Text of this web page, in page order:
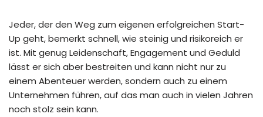
Jeder, der den Weg zum eigenen erfolgreichen Start-
Up geht, bemerkt schnell, wie steinig und risikoreich er
ist. Mit genug Leidenschaft, Engagement und Geduld
lässt er sich aber bestreiten und kann nicht nur zu
einem Abenteuer werden, sondern auch zu einem
Unternehmen führen, auf das man auch in vielen Jahren
noch stolz sein kann.